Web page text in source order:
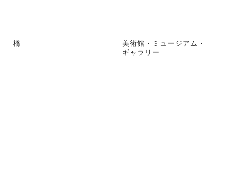
橋
美術館・ミュージアム・
ギャラリー